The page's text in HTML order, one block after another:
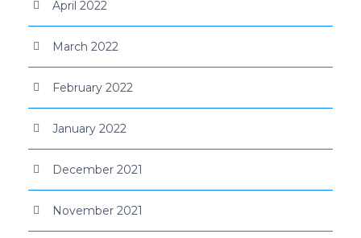
April 2022
March 2022
February 2022
January 2022
December 2021
November 2021